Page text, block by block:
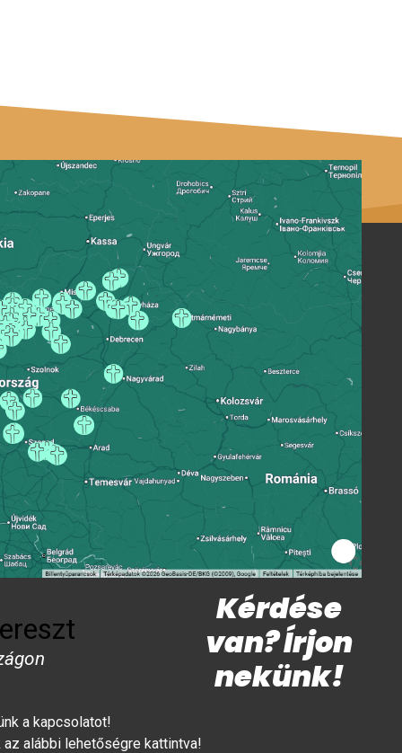
Kérdése
van? Írjon
nekünk!
a kapcsolatot!
az alábbi lehetőségre kattintva!